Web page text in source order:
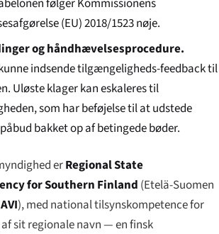
følger Kommissionens
(EU) 2018/1523 nøje.
og håndhævelsesprocedure.
indsende tilgængeligheds-feedback til
Uløste klager kan eskaleres til
som har beføjelse til at udstede
bakket op af betingede bøder.
erRegional State
for Southern Finland (Etelä-Suomen
AVI), med national tilsynskompetence for
sit regionale navn — en finsk